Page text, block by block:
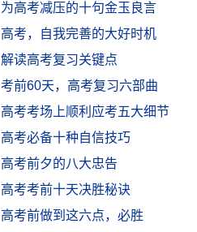
为高考减压的十句金玉良言
高考，自我完善的大好时机
解读高考复习关键点
考前60天，高考复习六部曲
高考考场上顺利应考五大细节
高考必备十种自信技巧
高考前夕的八大忠告
高考考前十天决胜秘诀
高考前做到这六点，必胜